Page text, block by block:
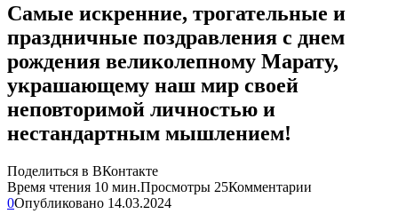
Самые искренние, трогательные и
праздничные поздравления с днем
рождения великолепному Марату,
украшающему наш мир своей
неповторимой личностью и
нестандартным мышлением!
Поделиться в ВКонтакте
Время чтения 10 мин.Просмотры 25Комментарии
0Опубликовано 14.03.2024